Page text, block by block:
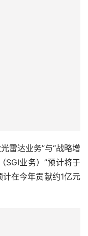
在今年贡献约1亿元